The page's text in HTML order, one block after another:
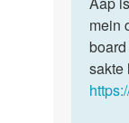
mein
sakte